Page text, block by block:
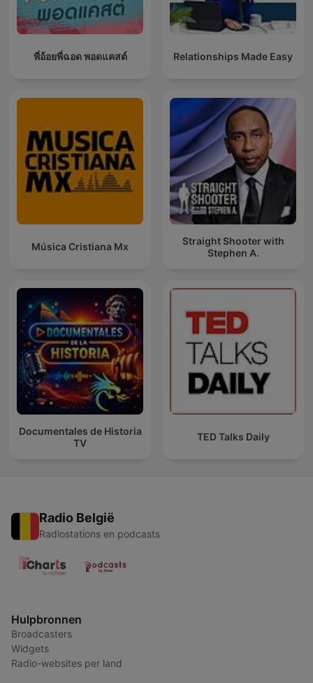
พี่อ้อยพี่ฉอด พอดแคสต์ Relationships Made Easy
Música Cristiana Mx
Straight Shooter with
Stephen A.
Documentales de Historia
TV
TED Talks Daily
Radio België
Radiostations en podcasts
Hulpbronnen
Broadcasters
Widgets
Radio-websites per land